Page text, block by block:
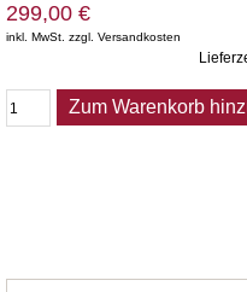
299,00 €
inkl. MwSt. zzgl. Versandkosten
Zum Warenkorb